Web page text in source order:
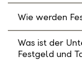
Wie werden
Was ist der
Festgeld und